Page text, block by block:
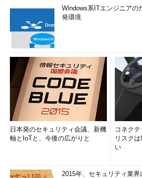
Windows系ITエンジニアの
発環境
日本発のセキュリティ会議、新機
軸とIoTと、今後の広がりと
コネク
リスク
い
2015年、セキュリティ業